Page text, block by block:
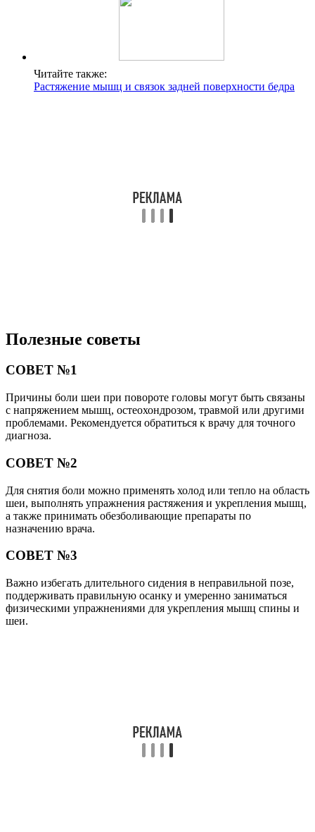
Читайте также:
Растяжение мышц и связок задней поверхности бедра
Полезные советы
СОВЕТ №1
Причины боли шеи при повороте головы могут быть связаны
с напряжением мышц, остеохондрозом, травмой или другими
проблемами. Рекомендуется обратиться к врачу для точного
диагноза.
СОВЕТ №2
Для снятия боли можно применять холод или тепло на область
шеи, выполнять упражнения растяжения и укрепления мышц,
а также принимать обезболивающие препараты по
назначению врача.
СОВЕТ №3
Важно избегать длительного сидения в неправильной позе,
поддерживать правильную осанку и умеренно заниматься
физическими упражнениями для укрепления мышц спины и
шеи.